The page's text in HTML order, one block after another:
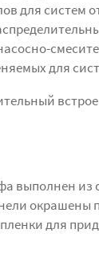
для систем
для
выполнен из
окрашены
для